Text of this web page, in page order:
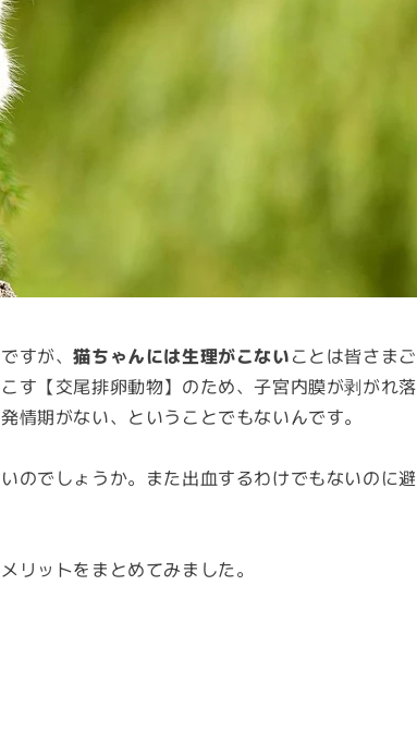
すが、猫ちゃんには生理がこないことは皆さまご
す【交尾排卵動物】のため、子宮内膜が剥がれ落
情期がない、ということでもないんです。
のでしょうか。また出血するわけでもないのに避
リットをまとめてみました。